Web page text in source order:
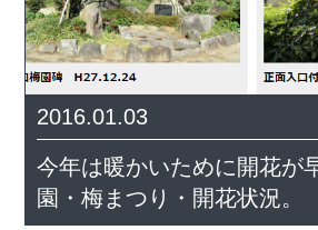
2016.01.03
今年は暖かいために開花が
園・梅まつり・開花状況。